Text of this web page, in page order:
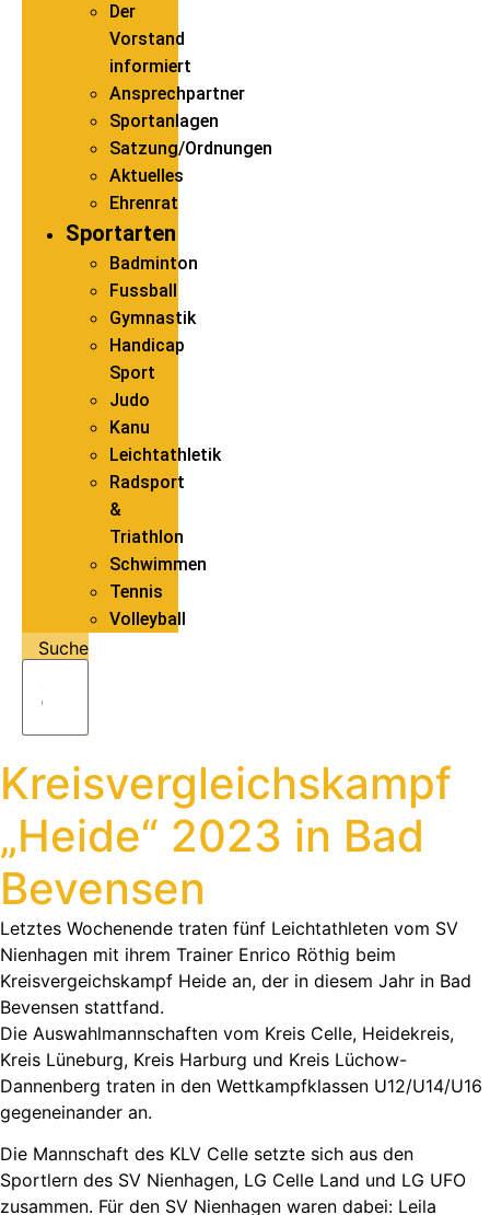
Der
Vorstand
informiert
Ansprechpartner
Sportanlagen
Satzung/Ordnungen
Aktuelles
Ehrenrat
Sportarten
Badminton
Fussball
Gymnastik
Handicap
Sport
Judo
Kanu
Leichtathletik
Radsport
&
Triathlon
Schwimmen
Tennis
Volleyball
Suche
Kreisvergleichskampf
„Heide“ 2023 in Bad
Bevensen
Letztes Wochenende traten fünf Leichtathleten vom SV
Nienhagen mit ihrem Trainer Enrico Röthig beim
Kreisvergeichskampf Heide an, der in diesem Jahr in Bad
Bevensen stattfand.
Die Auswahlmannschaften vom Kreis Celle, Heidekreis,
Kreis Lüneburg, Kreis Harburg und Kreis Lüchow-
Dannenberg traten in den Wettkampfklassen U12/U14/U16
gegeneinander an.
Die Mannschaft des KLV Celle setzte sich aus den
Sportlern des SV Nienhagen, LG Celle Land und LG UFO
zusammen. Für den SV Nienhagen waren dabei: Leila